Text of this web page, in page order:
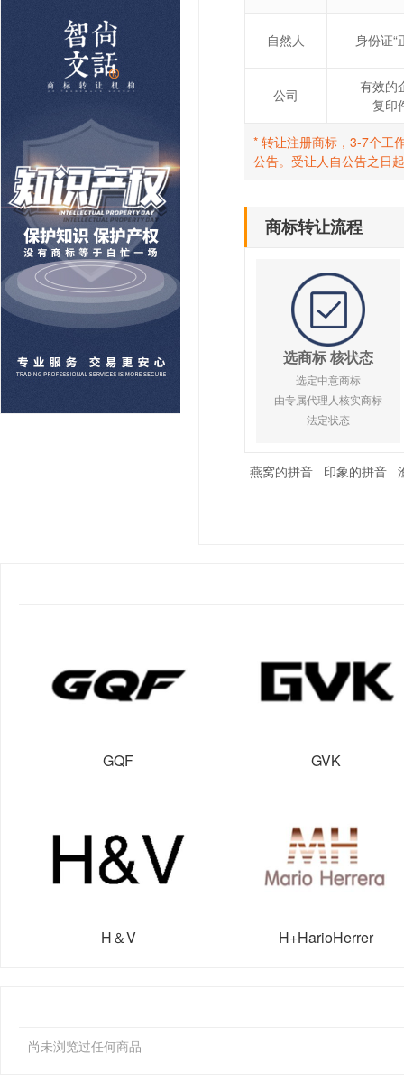
自然人 身份证“
公司
有效的
复印
* 转让注册商标，3-7个工
公告。受让人自公告之日
商标转让流程
选商标 核状态
选定中意商标
由专属代理人核实商标
法定状态
燕窝的拼音 印象的拼音
GQF GVK
H＆V H+HarioHerrer
尚未浏览过任何商品